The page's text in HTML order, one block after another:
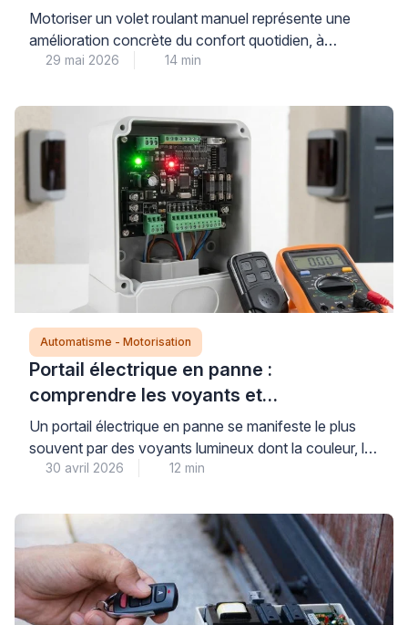
l’installation
Motoriser un volet roulant manuel représente une
amélioration concrète du confort quotidien, à
condition de sélectionner un moteur parfaitement
modernisation technique nécessite de comprendre
trois critères déterminants : le type d’axe
d’enroulement, la puissance adaptée au poids du
tablier, et le mode de commande souhaité (filaire,
radio ou connecté). Bien […]
29 mai 2026 14 min
Automatisme - Motorisation
Portail électrique en panne :
comprendre les voyants et
diagnostiquer le problème
Un portail électrique en panne se manifeste le plus
souvent par des voyants lumineux dont la couleur, le
clignotement ou l’extinction renseignent précisément
défectueuse, problème de motorisation, défaut de
détection ou erreur de programmation. Avant toute
intervention technique, plusieurs vérifications simples
et sécurisées permettent d’identifier si le problème
relève […]
30 avril 2026 12 min